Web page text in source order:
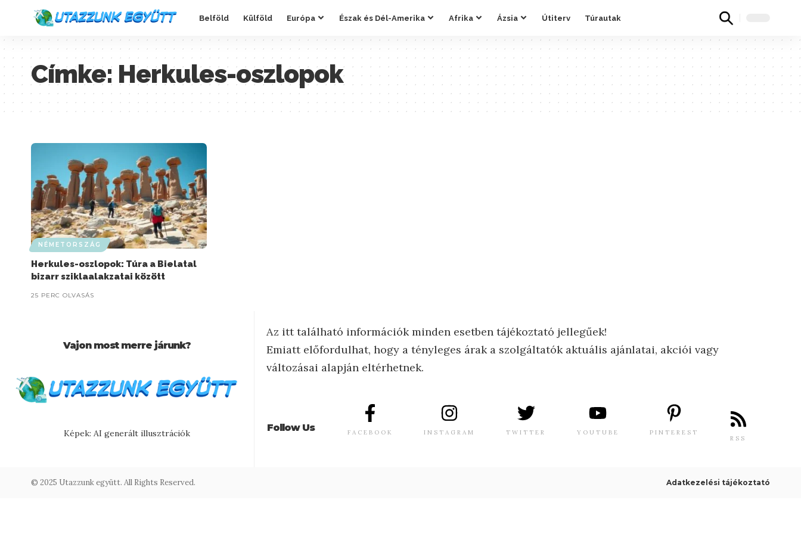
Belföld Külföld Európa Észak és Dél-Amerika Afrika Ázsia Útiterv Túrautak
Címke: Herkules-oszlopok
NÉMETORSZÁG
Herkules-oszlopok: Túra a Bielatal
bizarr sziklaalakzatai között
25 PERC OLVASÁS
Vajon most merre járunk?
Képek: AI generált illusztrációk
Az itt található információk minden esetben tájékoztató jellegűek!
Emiatt előfordulhat, hogy a tényleges árak a szolgáltatók aktuális ajánlatai, akciói vagy
változásai alapján eltérhetnek.
Follow Us FACEBOOK INSTAGRAM TWITTER YOUTUBE PINTEREST
RSS
© 2025 Utazzunk együtt. All Rights Reserved. Adatkezelési tájékoztató